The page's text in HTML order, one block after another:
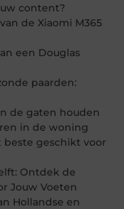
content?
de Xiaomi M365
een Douglas
paarden:
de gaten houden
in de woning
geschikt voor
Ontdek de
Jouw Voeten
Hollandse en